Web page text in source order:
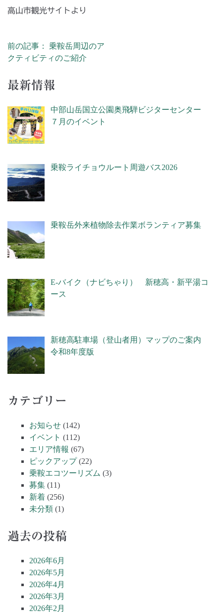
高山市観光サイトより
投稿ナビゲーション
前の記事： 乗鞍岳周辺のア
クティビティのご紹介
最新情報
中部山岳国立公園奥飛騨ビジターセンター
７月のイベント
乗鞍ライチョウルート周遊バス2026
乗鞍岳外来植物除去作業ボランティア募集
E-バイク（ナビちゃり） 新穂高・新平湯コ
ース
新穂高駐車場（登山者用）マップのご案内
令和8年度版
カテゴリー
お知らせ (142)
イベント (112)
エリア情報 (67)
ピックアップ(22)
乗鞍エコツーリズム (3)
募集 (11)
新着 (256)
未分類 (1)
過去の投稿
2026年6月
2026年5月
2026年4月
2026年3月
2026年2月